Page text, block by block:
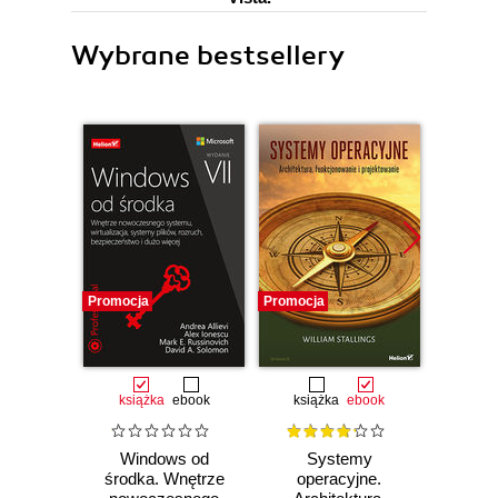
Wybrane bestsellery
Promocja
książka ebook
Windows od
środka. Wnętrze
Promocja
książka ebook
Systemy
operacyjne.